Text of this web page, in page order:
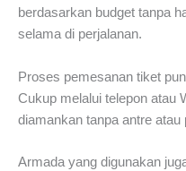
berdasarkan budget tanpa
selama di perjalanan.
Proses pemesanan tiket
Cukup melalui telepon atau
diamankan tanpa antre atau
Armada yang digunakan